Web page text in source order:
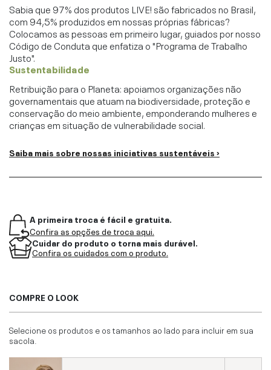
Sabia que 97% dos produtos LIVE! são fabricados no Brasil,
com 94,5% produzidos em nossas próprias fábricas?
Colocamos as pessoas em primeiro lugar, guiados por nosso
Código de Conduta que enfatiza o "Programa de Trabalho
Justo".
Sustentabilidade
Retribuição para o Planeta: apoiamos organizações não
governamentais que atuam na biodiversidade, proteção e
conservação do meio ambiente, emponderando mulheres e
crianças em situação de vulnerabilidade social.
Saiba mais sobre nossas iniciativas sustentáveis ›
A primeira troca é fácil e gratuita.
Confira as opções de troca aqui.
Cuidar do produto o torna mais durável.
Confira os cuidados com o produto.
COMPRE O LOOK
Selecione os produtos e os tamanhos ao lado para incluir em sua
sacola.